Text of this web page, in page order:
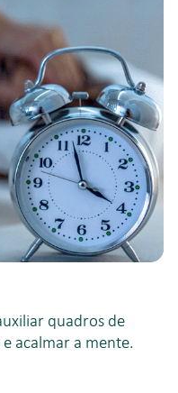
quadros de
acalmar a mente.